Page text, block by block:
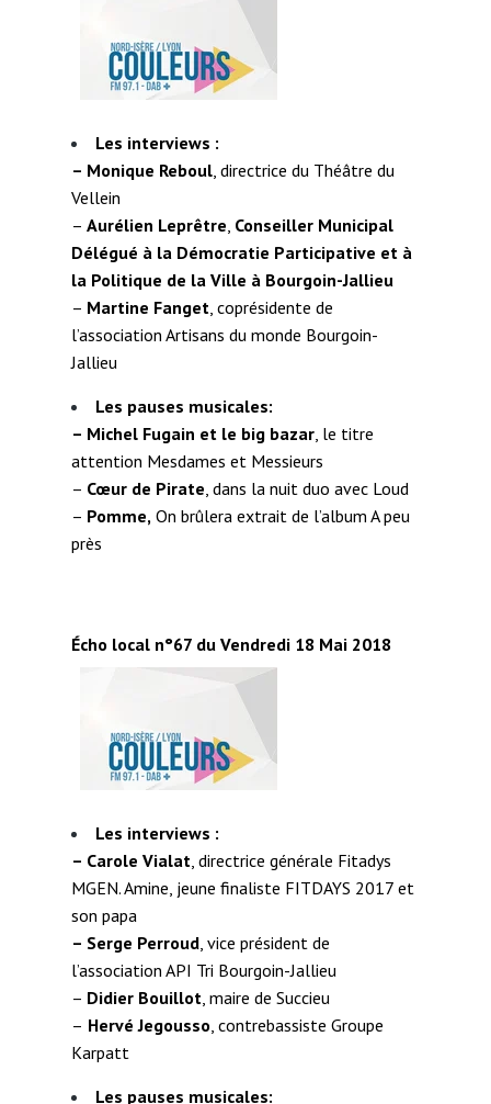
Les interviews :
– Monique Reboul, directrice du Théâtre du
Vellein
– Aurélien Leprêtre Conseiller Municipal
Délégué à la Démocratie Participative et à
la Politique de la Ville à Bourgoin-Jallieu
– Martine Fanget , coprésidente de
l’association Artisans du monde Bourgoin-
Jallieu
Les pauses musicales:
– Michel Fugain et le big bazar, le titre
attention Mesdames et Messieurs
– Cœur de Pirate , dans la nuit duo avec Loud
– Pomme, On brûlera extrait de l’album A peu
près
Écho local n°67 du Vendredi 18 Mai 2018
Les interviews :
– Carole Vialat , directrice générale Fitadys
MGEN. Amine, jeune finaliste FITDAYS 2017 et
son papa
– Serge Perroud, vice président de
l’association API Tri Bourgoin-Jallieu
– Didier Bouillot , maire de Succieu
– Hervé Jegousso , contrebassiste Groupe
Karpatt
Les pauses musicales: